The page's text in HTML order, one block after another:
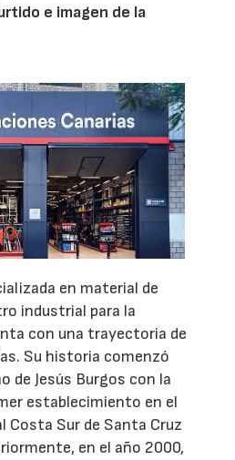
e imagen de la
en material de
industrial para la
con una trayectoria de
Su historia comenzó
de Jesús Burgos con la
establecimiento en el
Costa Sur de Santa Cruz
en el año 2000,